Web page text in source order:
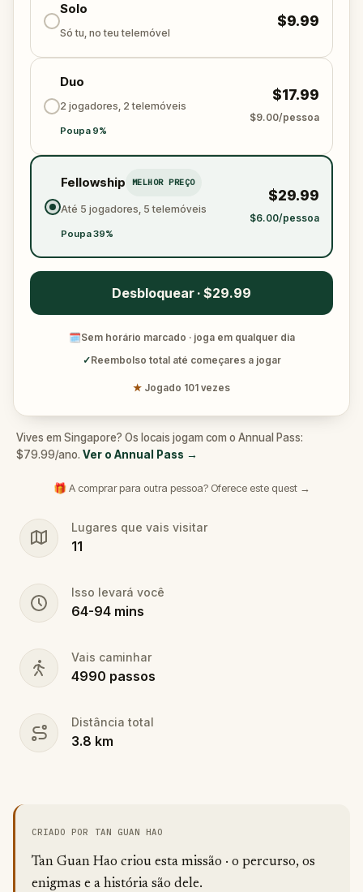
Solo
Só tu, no teu telemóvel
$9.99
Duo
2 jogadores, 2 telemóveis
Poupa 9%
$17.99
$9.00/pessoa
Fellowship MELHOR PREÇO
Até 5 jogadores, 5 telemóveis
Poupa 39%
$29.99
$6.00/pessoa
Desbloquear · $29.99
🗓Sem horário marcado · joga em qualquer dia
✓Reembolso total até começares a jogar
★ Jogado 101 vezes
Vives em Singapore? Os locais jogam com o Annual Pass:
$79.99/ano. Ver o Annual Pass →
🎁 A comprar para outra pessoa? Oferece este quest →
Lugares que vais visitar
11
Isso levará você
64-94 mins
Vais caminhar
4990 passos
Distância total
3.8 km
CRIADO POR TAN GUAN HAO
Tan Guan Hao criou esta missão · o percurso, os
enigmas e a história são dele.